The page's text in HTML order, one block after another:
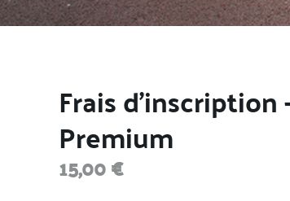
Frais
Premium
15,00€